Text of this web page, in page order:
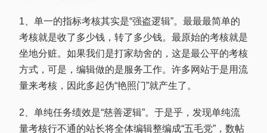
1、单一的指标考核其实是“强盗逻辑”。最最最简单的
考核就是收了多少钱，转了多少钱。最原始的考核就是
坐地分赃。如果我们是打家劫舍的，这是最公平的考核
方式，可是，编辑做的是服务工作。许多网站于是用流
量来考核，因此多起伪“艳照门”就产生了。
2、单纯任务绩效是“慈善逻辑”。于是乎，发现单纯流
量考核行不通的站长将全体编辑整编成“五毛党”，数帖